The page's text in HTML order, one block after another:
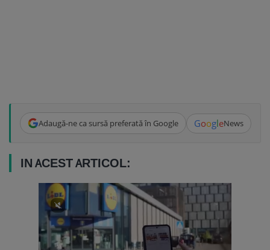
Adaugă-ne ca sursă preferată în Google GoogleNews
IN ACEST ARTICOL: